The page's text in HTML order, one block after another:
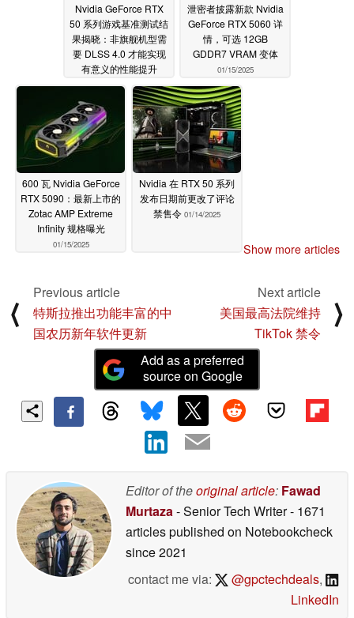
Nvidia GeForce RTX
50 系列游戏基准测试结
果揭晓：非旗舰机型需
要 DLSS 4.0 才能实现
有意义的性能提升
01/16/2025
泄密者披露新款 Nvidia
GeForce RTX 5060 详
情，可选 12GB
GDDR7 VRAM 变体
01/15/2025
600 瓦 Nvidia GeForce
RTX 5090：最新上市的
Zotac AMP Extreme
Infinity 规格曝光
01/15/2025
Nvidia 在 RTX 50 系列
发布日期前更改了评论
禁售令 01/14/2025
Show more articles
⟨
Previous article
特斯拉推出功能丰富的中
国农历新年软件更新
Next article
美国最高法院维持
TikTok 禁令
⟩
Add as a preferred
source on Google
Editor of theoriginal article: Fawad
Murtaza- Senior Tech Writer- 1671
articles published on Notebookcheck
since 2021
contact me via:
@gpctechdeals,
LinkedIn